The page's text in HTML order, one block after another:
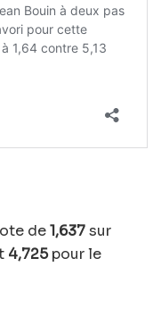
de1,637sur
4,725pour le